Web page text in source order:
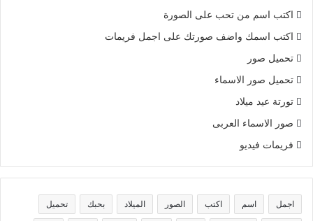
اكتب اسم من تحب على الصورة
اكتب اسمك واضف صورتك على اجمل فريمات
تحميل صور
تحميل صور الاسماء
تورتة عيد ميلاد
صور الاسماء العربى
فريمات فيديو
اجمل اسم اكتب الصور الميلاد بحبك تحميل